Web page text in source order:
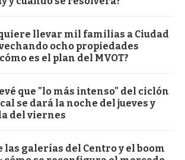
llevar mil familias a Ciudad
ocho propiedades
es el plan del MVOT?
que "lo más intenso" del ciclón
se dará la noche del jueves y
del viernes
las galerías del Centro y el boom